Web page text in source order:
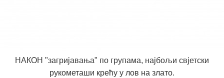
НАКОН "загријавања" по групама, најбољи свјетски
рукометаши крећу у лов на злато.